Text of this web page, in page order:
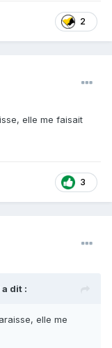
2
elle me faisait
3
a dit :
elle me